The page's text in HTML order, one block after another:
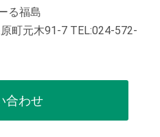
る福島
町元木91-7 TEL:024-572-
合わせ